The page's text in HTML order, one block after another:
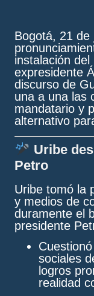
Bogotá, 21 de
instalación del
expresidente
discurso de
una a una las
mandatario y
alternativo
Uribe
Petro
Uribe tomó la
y medios de
duramente el
presidente
sociales
logros
realidad